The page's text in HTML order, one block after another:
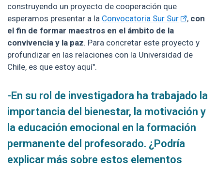
construyendo un proyecto de cooperación que
esperamos presentar a la Convocatoria Sur Sur , con
el fin de formar maestros en el ámbito de la
convivencia y la paz. Para concretar este proyecto y
profundizar en las relaciones con la Universidad de
Chile, es que estoy aquí".
-En su rol de investigadora ha trabajado la
importancia del bienestar, la motivación y
la educación emocional en la formación
permanente del profesorado. ¿Podría
explicar más sobre estos elementos